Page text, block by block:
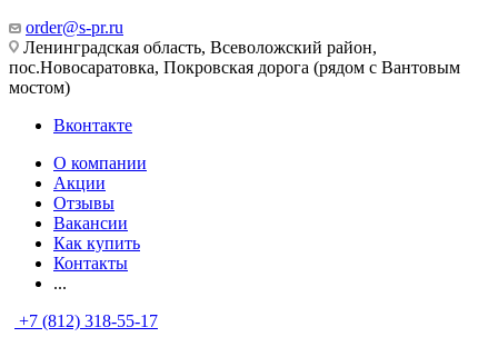
order@s-pr.ru
Ленинградская область, Всеволожский район,
пос.Новосаратовка, Покровская дорога (рядом с Вантовым
мостом)
Вконтакте
О компании
Акции
Отзывы
Вакансии
Как купить
Контакты
...
+7 (812) 318-55-17